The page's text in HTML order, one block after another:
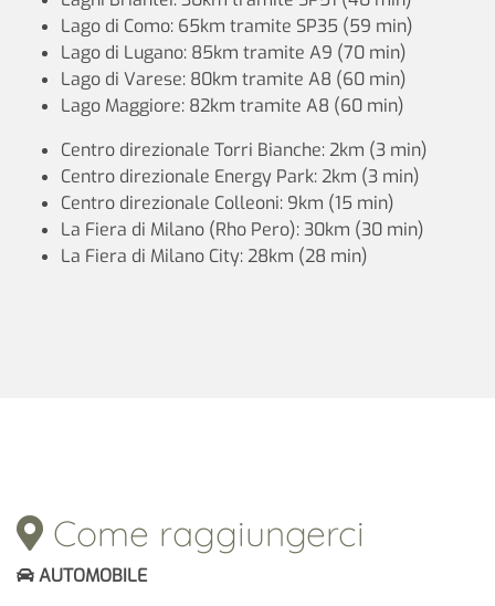
Lago di Como: 65km tramite SP35 (59 min)
Lago di Lugano: 85km tramite A9 (70 min)
Lago di Varese: 80km tramite A8 (60 min)
Lago Maggiore: 82km tramite A8 (60 min)
Centro direzionale Torri Bianche: 2km (3 min)
Centro direzionale Energy Park: 2km (3 min)
Centro direzionale Colleoni: 9km (15 min)
La Fiera di Milano (Rho Pero): 30km (30 min)
La Fiera di Milano City: 28km (28 min)
Come raggiungerci
AUTOMOBILE